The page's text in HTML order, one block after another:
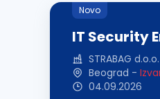
Novo
IT Security
STRABAG d.o.o.
Beograd -
04.09.2026